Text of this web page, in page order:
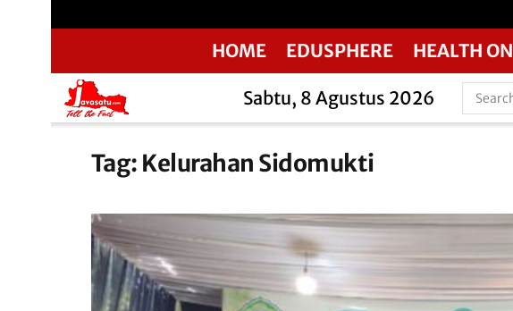
HOME EDUSPHERE HEALTH ON
Sabtu, 8 Agustus 2026
Tag: Kelurahan Sidomukti